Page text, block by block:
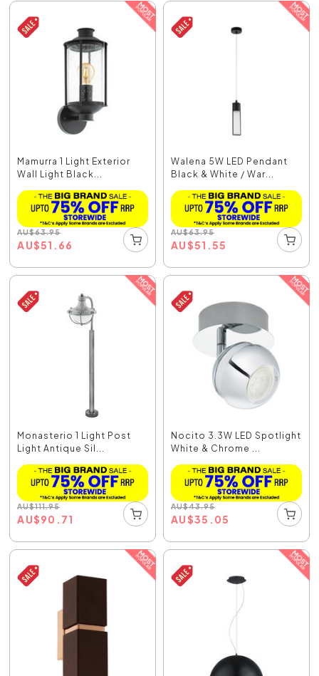
Mamurra 1 Light Exterior
Wall Light Black...
AU$63.95
AU$51.66
Walena 5W LED Pendant
Black & White / War...
AU$63.95
AU$51.55
Monasterio 1 Light Post
Light Antique Sil...
AU$111.95
AU$90.71
Nocito 3.3W LED Spotlight
White & Chrome ...
AU$43.95
AU$35.05